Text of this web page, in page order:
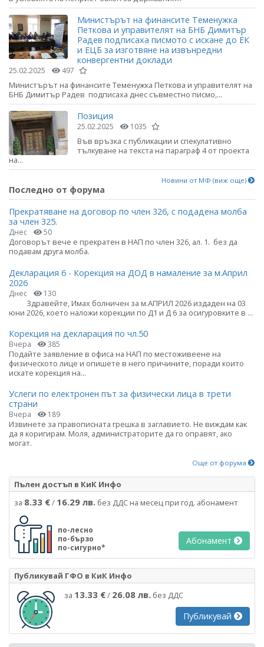
Министърът на финансите Теменужка
Петкова и управителят на БНБ Димитър
Радев подписаха писмото с искане до ЕК
и ЕЦБ за изготвяне на извънредни
конвергентни доклади
25.02.2025 497
Министърът на финансите Теменужка Петкова и управителят на
БНБ Димитър Радев подписаха днес съвместно писмо,...
Позиция
25.02.2025 1035
Във връзка с публикации и спекулативно
тълкуване на текста на параграф 4 от проекта
на...
Новини от МФ (виж още)
Последно от форума
Прекратяване на договор по член 326, с подадена молба
за член 325.
Днес 50
Договорът вече е прекратен в НАП по член 326, ал. 1. без да
подавам друга молба.
Декларация 6 - Корекция на ДОД в намаление за м.Април
2026
Днес 130
Здравейте, Имах болничен за м.АПРИЛ 2026 издаден на 03
юни 2026, което наложи корекции по Д1 и Д 6 за осигуровките в ...
Корекция на декларация по чл.50
Вчера 385
Подайте заявление в офиса на НАП по местоживеене на
физическото лице и опишете в него причините, поради които
искате корекция на...
Услеги по електронен път за физически лица в трети
страни
Вчера 189
Извинете за правописната грешка в заглавието. Не виждам как
да я коригирам. Моля, администраторите да го оправят, ако
могат.
Още от форума
Пълен достъп в КиК Инфо
за 8.33 €/ 16.29 лв. без ДДС на месец при год. абонамент
по-лесно
по-бързо
по-сигурно*
Абонамент
Публикувай ГФО в КиК Инфо
за 13.33 €/ 26.08 лв. без ДДС
Публикувай